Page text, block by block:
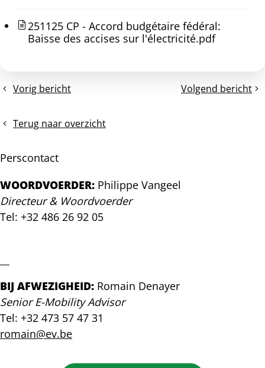
251125 CP - Accord budgétaire fédéral:
Baisse des accises sur l'électricité.pdf
Vorig bericht
Persbericht:
noemt
succes,
de
particulier
koopt
Volgend bericht
Persbericht:
Terug naar overzicht
Perscontact
WOORDVOERDER: Philippe Vangeel
Directeur & Woordvoerder
Tel: +32 486 26 92 05
BIJ AFWEZIGHEID: Romain Denayer
Senior E-Mobility Advisor
Tel: +32 473 57 47 31
romain@ev.be